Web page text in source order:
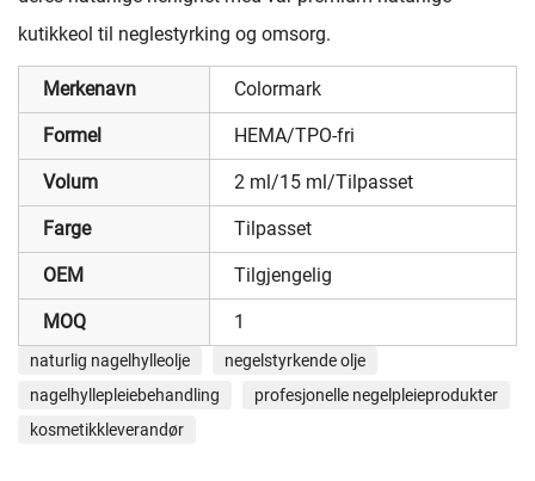
kutikkeol til neglestyrking og omsorg.
Merkenavn Colormark
Formel HEMA/TPO-fri
Volum 2 ml/15 ml/Tilpasset
Farge Tilpasset
OEM Tilgjengelig
MOQ 1
naturlig nagelhylleolje
negelstyrkende olje
nagelhyllepleiebehandling
profesjonelle negelpleieprodukter
kosmetikkleverandør